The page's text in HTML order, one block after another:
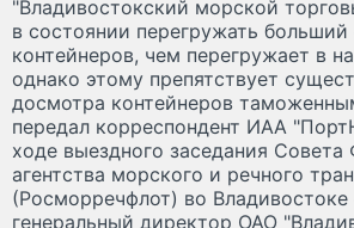
"Владивостокский морской
в состоянии перегружать больший
контейнеров, чем перегружает в
однако этому препятствует
досмотра контейнеров
передал корреспондент ИАА
ходе выездного заседания Совета
агентства морского и речного
(Росморречфлот) во
генеральный директор ОАО